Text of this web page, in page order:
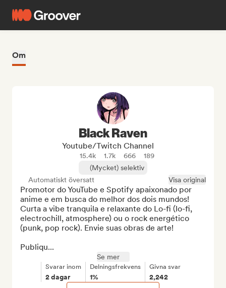
Om
Black Raven
Youtube/Twitch Channel
15.4k 1.7k 666
189
(Mycket) selektiv
Automatiskt översatt
Visa original
Promotor do YouTube e Spotify apaixonado por
anime e em busca do melhor dos dois mundos!
Curta a vibe tranquila e relaxante do Lo-fi (lo-fi,
electrochill, atmosphere) ou o rock energético
(punk, pop rock). Envie suas obras de arte!
Publiqu...
Se mer
Svarar inom
2 dagar
Delningsfrekvens
1%
Givna svar
2,242